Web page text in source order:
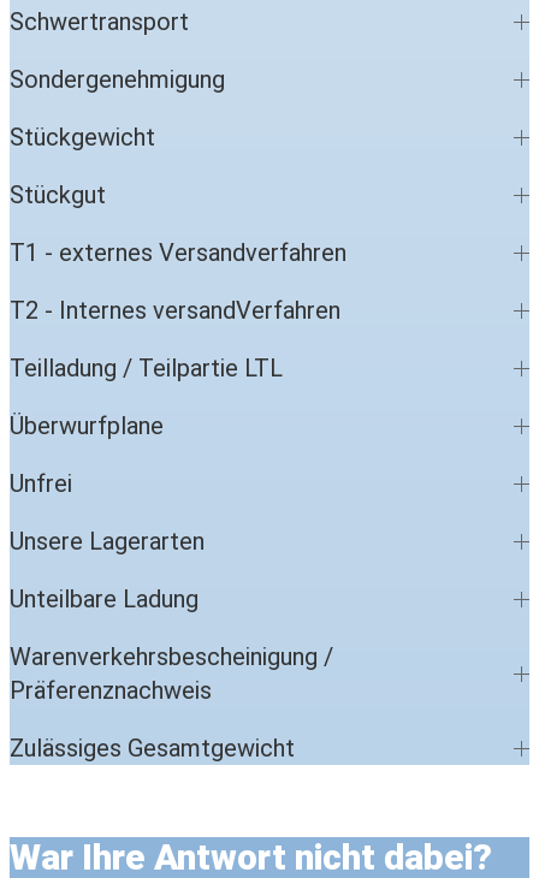
Schwertransport
Sondergenehmigung
Stückgewicht
Stückgut
T1 - externes Versandverfahren
T2 - Internes versandVerfahren
Teilladung / Teilpartie LTL
Überwurfplane
Unfrei
Unsere Lagerarten
Unteilbare Ladung
Warenverkehrsbescheinigung /
Präferenznachweis
Zulässiges Gesamtgewicht
War Ihre Antwort nicht dabei?